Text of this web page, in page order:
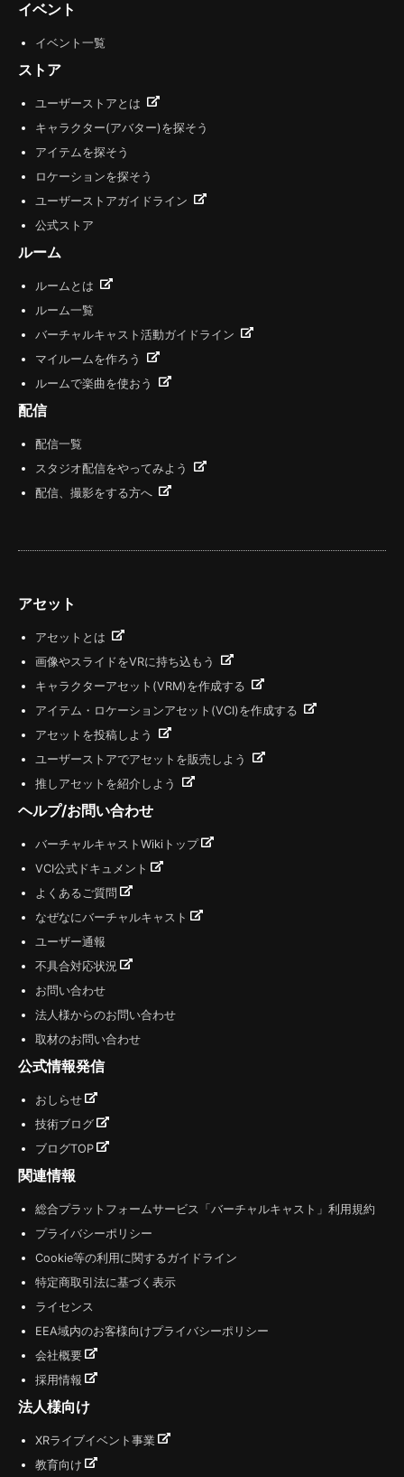
イベント
イベント一覧
ストア
ユーザーストアとは
キャラクター(アバター)を探そう
アイテムを探そう
ロケーションを探そう
ユーザーストアガイドライン
公式ストア
ルーム
ルームとは
ルーム一覧
バーチャルキャスト活動ガイドライン
マイルームを作ろう
ルームで楽曲を使おう
配信
配信一覧
スタジオ配信をやってみよう
配信、撮影をする方へ
アセット
アセットとは
画像やスライドをVRに持ち込もう
キャラクターアセット(VRM)を作成する
アイテム・ロケーションアセット(VCI)を作成する
アセットを投稿しよう
ユーザーストアでアセットを販売しよう
推しアセットを紹介しよう
ヘルプ/お問い合わせ
バーチャルキャストWikiトップ
VCI公式ドキュメント
よくあるご質問
なぜなにバーチャルキャスト
ユーザー通報
不具合対応状況
お問い合わせ
法人様からのお問い合わせ
取材のお問い合わせ
公式情報発信
おしらせ
技術ブログ
ブログTOP
関連情報
総合プラットフォームサービス「バーチャルキャスト」利用規約
プライバシーポリシー
Cookie等の利用に関するガイドライン
特定商取引法に基づく表示
ライセンス
EEA域内のお客様向けプライバシーポリシー
会社概要
採用情報
法人様向け
XRライブイベント事業
教育向け